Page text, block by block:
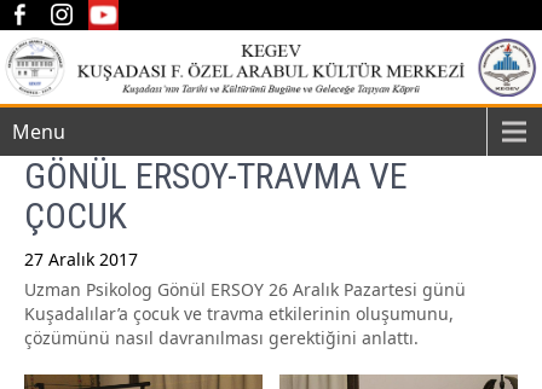
Menu
GÖNÜL ERSOY-TRAVMA VE
ÇOCUK
27 Aralık 2017
Uzman Psikolog Gönül ERSOY 26 Aralık Pazartesi günü
Kuşadalılar’a çocuk ve travma etkilerinin oluşumunu,
çözümünü nasıl davranılması gerektiğini anlattı.
Post
navigation